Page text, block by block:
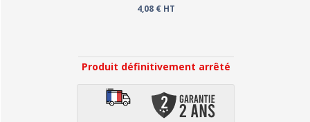
4,08 € HT
Produit définitivement arrêté